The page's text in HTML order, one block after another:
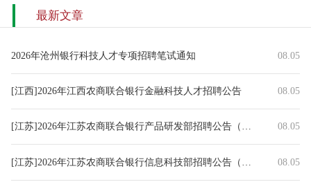
最新文章
2026年沧州银行科技人才专项招聘笔试通知 08.05
[江西]2026年江西农商联合银行金融科技人才招聘公告 08.05
[江苏]2026年江苏农商联合银行产品研发部招聘公告（8.5） 08.05
[江苏]2026年江苏农商联合银行信息科技部招聘公告（8.5） 08.05